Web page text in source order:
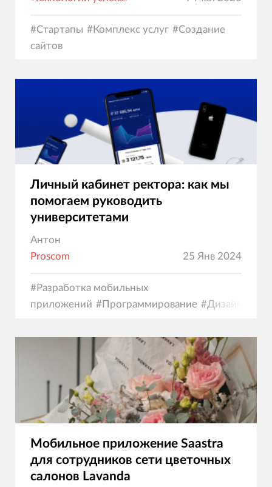
#Стартапы #Комплекс услуг #Создание
сайтов
Личный кабинет ректора: как мы
помогаем руководить
университетами
Антон
Proscom
25 Янв 2024
#Разработка мобильных
приложений #Программирование #Дизайн
Мобильное приложение Saastra
для сотрудников сети цветочных
салонов Lavanda